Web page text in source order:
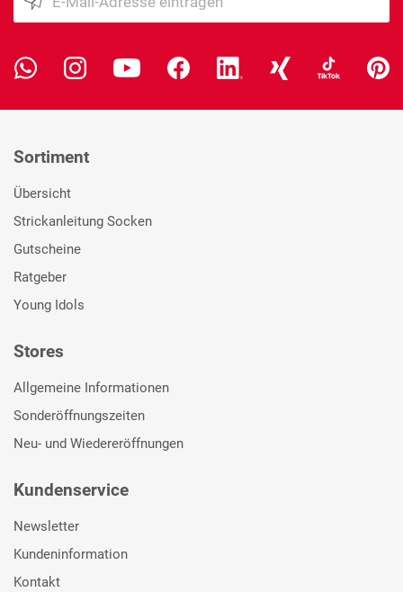
Sortiment
Übersicht
Strickanleitung Socken
Gutscheine
Ratgeber
Young Idols
Stores
Allgemeine Informationen
Sonderöffnungszeiten
Neu- und Wiedereröffnungen
Kundenservice
Newsletter
Kundeninformation
Kontakt